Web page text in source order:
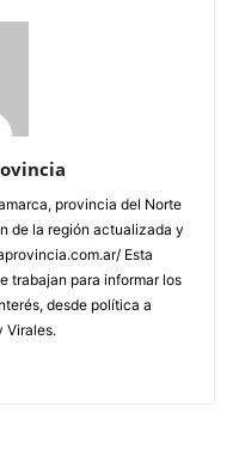
provincia del Norte
de la región actualizada y
Esta
trabajan para informar los
desde política a
Virales.